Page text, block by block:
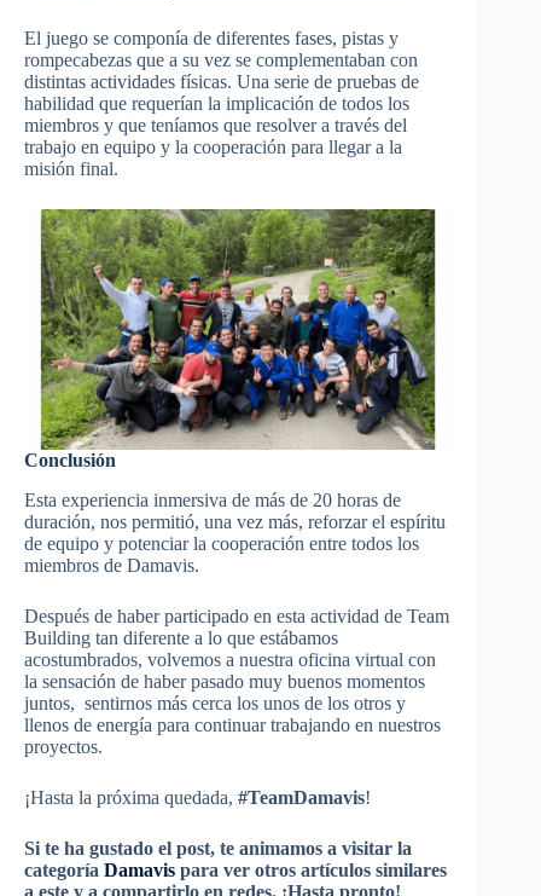
El juego se componía de diferentes fases, pistas y
rompecabezas que a su vez se complementaban con
distintas actividades físicas. Una serie de pruebas de
habilidad que requerían la implicación de todos los
miembros y que teníamos que resolver a través del
trabajo en equipo y la cooperación para llegar a la
misión final.
Conclusión
Esta experiencia inmersiva de más de 20 horas de
duración, nos permitió, una vez más, reforzar el espíritu
de equipo y potenciar la cooperación entre todos los
miembros de Damavis.
Después de haber participado en esta actividad de Team
Building tan diferente a lo que estábamos
acostumbrados, volvemos a nuestra oficina virtual con
la sensación de haber pasado muy buenos momentos
juntos, sentirnos más cerca los unos de los otros y
llenos de energía para continuar trabajando en nuestros
proyectos.
¡Hasta la próxima quedada, #TeamDamavis!
Si te ha gustado el post, te animamos a visitar la
categoría Damavis para ver otros artículos similares
a este y a compartirlo en redes. ¡Hasta pronto!